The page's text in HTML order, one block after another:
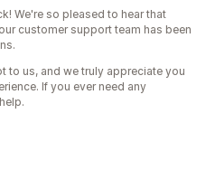
We're so pleased to hear that
customer support team has been
to us, and we truly appreciate you
If you ever need any